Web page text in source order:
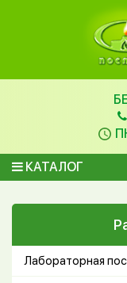
КАТАЛОГ
Лабораторная